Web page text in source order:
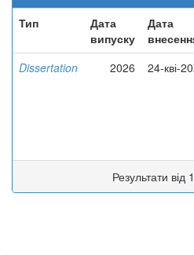
Тип
Дата
випуску
Дата
Dissertation 2026 24-кві-
Результати від